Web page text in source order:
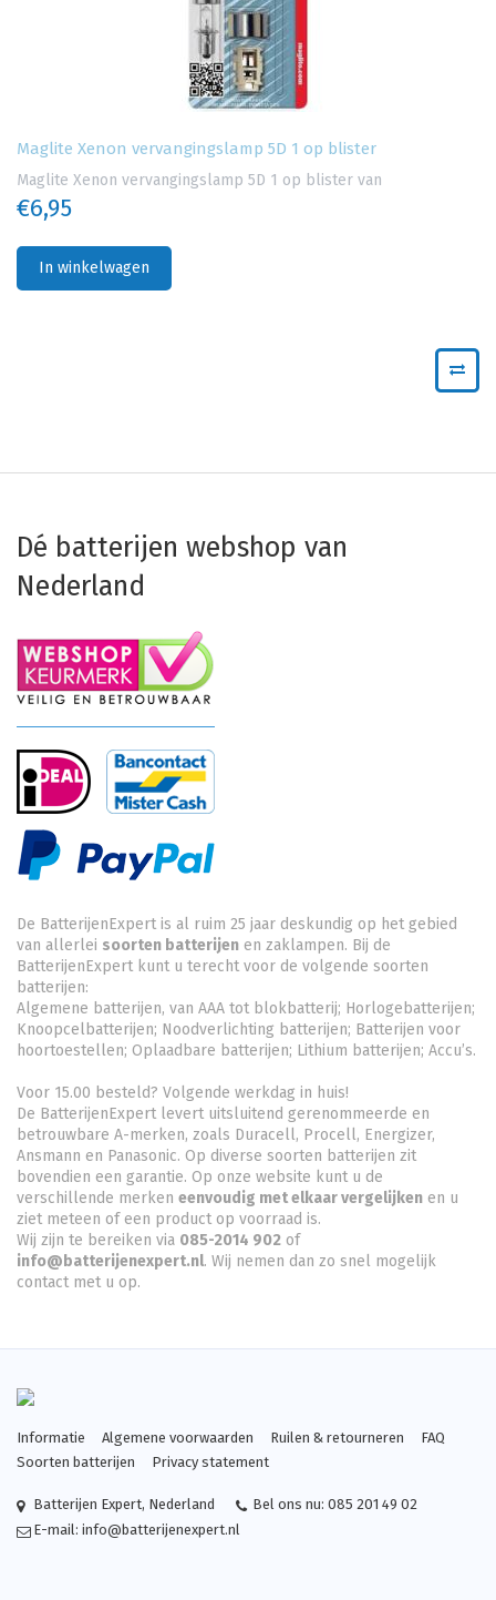
Maglite Xenon vervangingslamp 5D 1 op blister
Maglite Xenon vervangingslamp 5D 1 op blister van
€6,95
In winkelwagen
Dé batterijen webshop van
Nederland
De BatterijenExpert is al ruim 25 jaar deskundig op het gebied
van allerlei soorten batterijen en zaklampen. Bij de
BatterijenExpert kunt u terecht voor de volgende soorten
batterijen:
Algemene batterijen, van AAA tot blokbatterij; Horlogebatterijen;
Knoopcelbatterijen; Noodverlichting batterijen; Batterijen voor
hoortoestellen; Oplaadbare batterijen; Lithium batterijen; Accu’s.
Voor 15.00 besteld? Volgende werkdag in huis!
De BatterijenExpert levert uitsluitend gerenommeerde en
betrouwbare A-merken, zoals Duracell, Procell, Energizer,
Ansmann en Panasonic. Op diverse soorten batterijen zit
bovendien een garantie. Op onze website kunt u de
verschillende merken eenvoudig met elkaar vergelijken en u
ziet meteen of een product op voorraad is.
Wij zijn te bereiken via 085-2014 902 of
info@batterijenexpert.nl. Wij nemen dan zo snel mogelijk
contact met u op.
Informatie Algemene voorwaarden Ruilen & retourneren
FAQ
Soorten batterijen
Privacy statement
Batterijen Expert, Nederland Bel ons nu: 085 201 49 02
E-mail: info@batterijenexpert.nl